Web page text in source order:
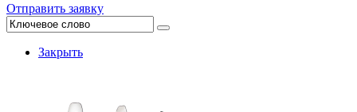
Отправить заявку
Закрыть